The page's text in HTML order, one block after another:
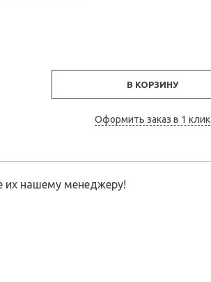
В КОРЗИНУ
Оформить заказ в 1 клик
их нашему менеджеру!